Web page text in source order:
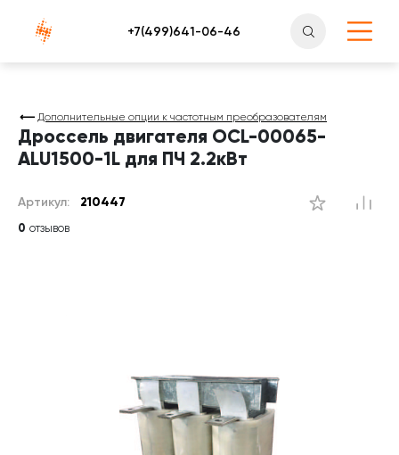
Атлантснаб
Дополнительные опции к частотным преобразователям
Дроссель двигателя OCL-00065-
ALU1500-1L для ПЧ 2.2кВт
Артикул: 210447